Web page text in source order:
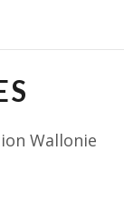
Wallonie